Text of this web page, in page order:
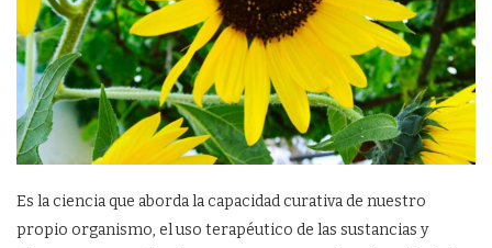
Es la ciencia que aborda la capacidad curativa de nuestro
propio organismo, el uso terapéutico de las sustancias y